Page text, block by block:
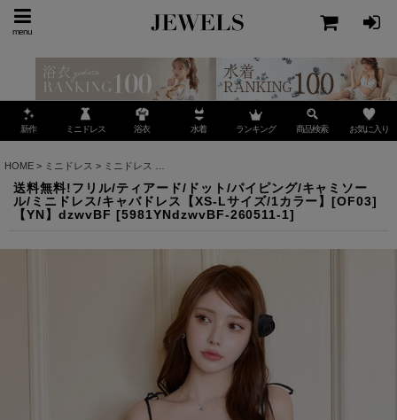
menu
新作 ミニドレス 浴衣 水着 ランキング 商品検索 お気に入り
HOME > ミニドレス > ミニドレス
送料無料!フリル/ティアード/ドット/パイピング/キャミソー
ル/ミニドレス/キャバドレス【XS-Lサイズ/1カラー】[OF03]
【YN】dzwvBF [5981YNdzwvBF-260511-1]